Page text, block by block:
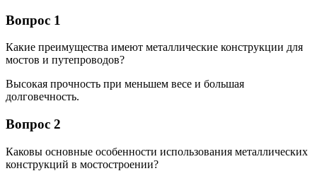
Вопрос 1
Какие преимущества имеют металлические конструкции для
мостов и путепроводов?
Высокая прочность при меньшем весе и большая
долговечность.
Вопрос 2
Каковы основные особенности использования металлических
конструкций в мостостроении?